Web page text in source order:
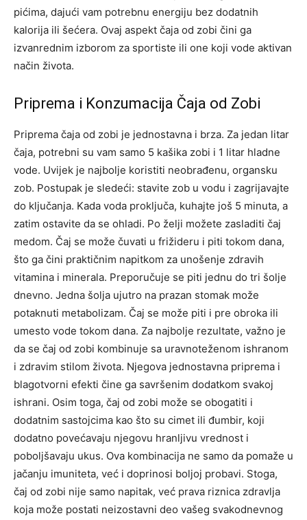
pićima, dajući vam potrebnu energiju bez dodatnih
kalorija ili šećera. Ovaj aspekt čaja od zobi čini ga
izvanrednim izborom za sportiste ili one koji vode aktivan
način života.
Priprema i Konzumacija Čaja od Zobi
Priprema čaja od zobi je jednostavna i brza. Za jedan litar
čaja, potrebni su vam samo 5 kašika zobi i 1 litar hladne
vode. Uvijek je najbolje koristiti neobrađenu, organsku
zob. Postupak je sledeći: stavite zob u vodu i zagrijavajte
do ključanja. Kada voda proključa, kuhajte još 5 minuta, a
zatim ostavite da se ohladi. Po želji možete zasladiti čaj
medom. Čaj se može čuvati u frižideru i piti tokom dana,
što ga čini praktičnim napitkom za unošenje zdravih
vitamina i minerala. Preporučuje se piti jednu do tri šolje
dnevno. Jedna šolja ujutro na prazan stomak može
potaknuti metabolizam. Čaj se može piti i pre obroka ili
umesto vode tokom dana. Za najbolje rezultate, važno je
da se čaj od zobi kombinuje sa uravnoteženom ishranom
i zdravim stilom života. Njegova jednostavna priprema i
blagotvorni efekti čine ga savršenim dodatkom svakoj
ishrani. Osim toga, čaj od zobi može se obogatiti i
dodatnim sastojcima kao što su cimet ili đumbir, koji
dodatno povećavaju njegovu hranljivu vrednost i
poboljšavaju ukus. Ova kombinacija ne samo da pomaže u
jačanju imuniteta, već i doprinosi boljoj probavi. Stoga,
čaj od zobi nije samo napitak, već prava riznica zdravlja
koja može postati neizostavni deo vašeg svakodnevnog